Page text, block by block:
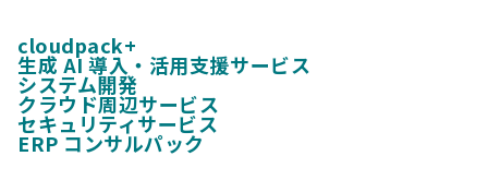
cloudpack+
生成 AI 導入・活用支援サービス
システム開発
クラウド周辺サービス
セキュリティサービス
ERP コンサルパック